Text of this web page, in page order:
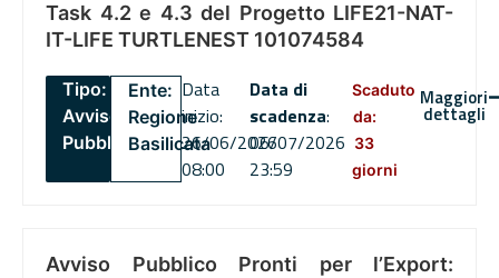
Task 4.2 e 4.3 del Progetto LIFE21-NAT-
IT-LIFE TURTLENEST 101074584
Tipo:
Avviso
Pubblico
Ente:
Regione
Basilicata
Data
inizio:
26/06/2026
08:00
Data di
scadenza:
06/07/2026
23:59
Scaduto
da:
33
giorni
Maggiori
dettagli
Avviso Pubblico Pronti per l’Export: